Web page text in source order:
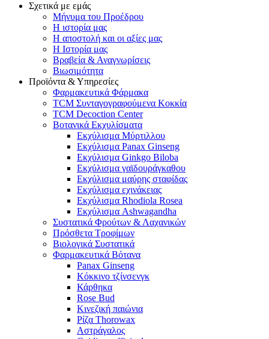
Σχετικά με εμάς
Μήνυμα του Προέδρου
Η ιστορία μας
Η αποστολή και οι αξίες μας
Η Ιστορία μας
Βραβεία & Αναγνωρίσεις
Βιωσιμότητα
Προϊόντα & Υπηρεσίες
Φαρμακευτικά Φάρμακα
TCM Συνταγογραφούμενα Κοκκία
TCM Decoction Center
Βοτανικά Εκχυλίσματα
Εκχύλισμα Μύρτιλλου
Εκχύλισμα Panax Ginseng
Εκχύλισμα Ginkgo Biloba
Εκχύλισμα γαϊδουράγκαθου
Εκχύλισμα μαύρης σταφίδας
Εκχύλισμα εχινάκειας
Εκχύλισμα Rhodiola Rosea
Εκχύλισμα Ashwagandha
Συστατικά Φρούτων & Λαχανικών
Πρόσθετα Τροφίμων
Βιολογικά Συστατικά
Φαρμακευτικά Βότανα
Panax Ginseng
Κόκκινο τζίνσενγκ
Κάρθηκα
Rose Bud
Κινεζική παιώνια
Ρίζα Thorowax
Αστράγαλος